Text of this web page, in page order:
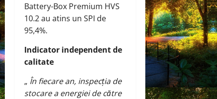
Battery-Box Premium HVS
10.2 au atins un SPI de
95,4%.
Indicator independent de
calitate
„ În fiecare an, inspecția de
stocare a energiei de către